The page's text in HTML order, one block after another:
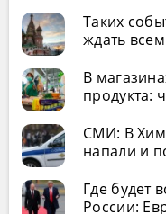
Таких
ждать
В
продукта:
СМИ: В
напали и
Где будет
России: